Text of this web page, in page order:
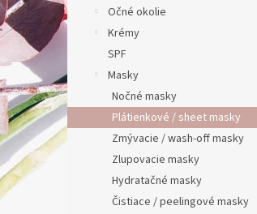
Očné okolie
Krémy
SPF
Masky
Nočné masky
Plátienkové / sheet masky
Zmývacie / wash-off masky
Zlupovacie masky
Hydratačné masky
Čistiace / peelingové masky